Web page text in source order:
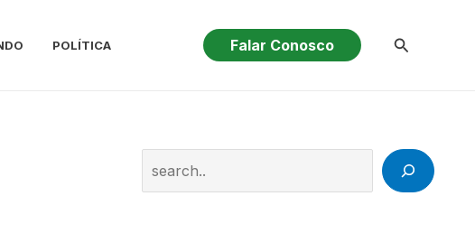
POLÍTICA Falar Conosco Pesquisar